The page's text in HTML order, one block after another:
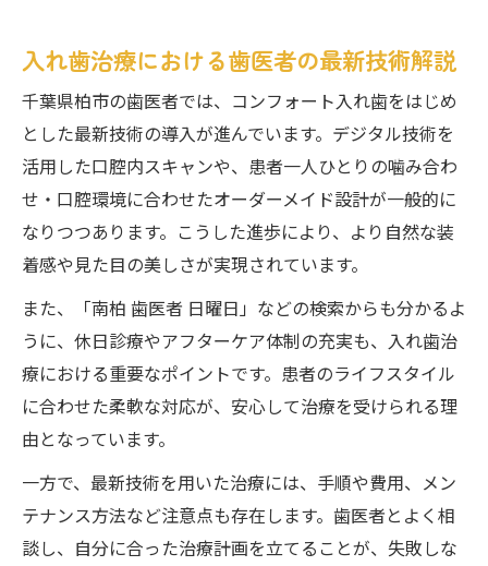
入れ歯治療における歯医者の最新技術解説
千葉県柏市の歯医者では、コンフォート入れ歯をはじめ
とした最新技術の導入が進んでいます。デジタル技術を
活用した口腔内スキャンや、患者一人ひとりの噛み合わ
せ・口腔環境に合わせたオーダーメイド設計が一般的に
なりつつあります。こうした進歩により、より自然な装
着感や見た目の美しさが実現されています。
また、「南柏 歯医者 日曜日」などの検索からも分かるよ
うに、休日診療やアフターケア体制の充実も、入れ歯治
療における重要なポイントです。患者のライフスタイル
に合わせた柔軟な対応が、安心して治療を受けられる理
由となっています。
一方で、最新技術を用いた治療には、手順や費用、メン
テナンス方法など注意点も存在します。歯医者とよく相
談し、自分に合った治療計画を立てることが、失敗しな